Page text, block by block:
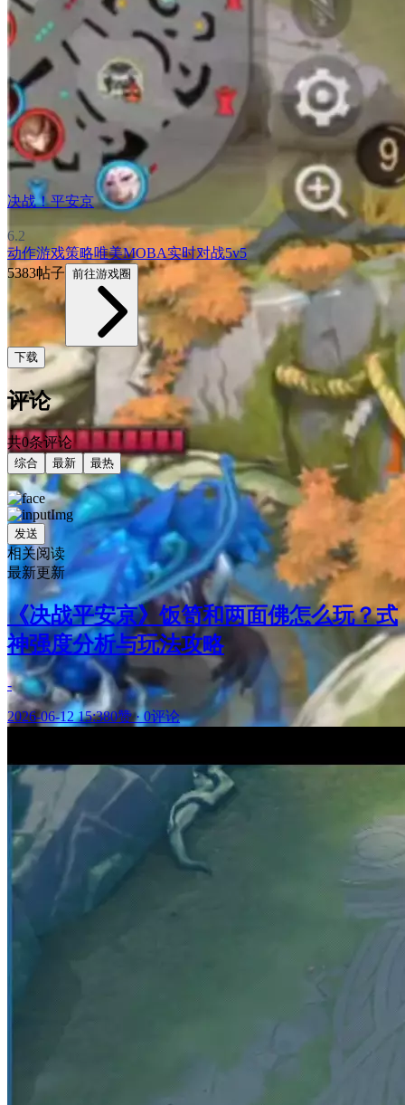
决战！平安京
6.2
动作游戏策略唯美MOBA实时对战5v5
5383帖子 前往游戏圈
下载
评论
共0条评论
综合 最新 最热
发送
相关阅读
最新更新
《决战平安京》饭笥和两面佛怎么玩？式
神强度分析与玩法攻略
-
2026-06-12 15:380赞·0评论